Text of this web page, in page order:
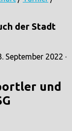
der Stadt
September 2022 ·
und